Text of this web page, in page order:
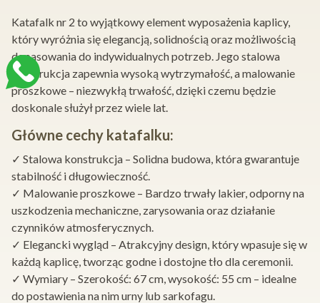
Katafalk nr 2 to wyjątkowy element wyposażenia kaplicy,
który wyróżnia się elegancją, solidnością oraz możliwością
dopasowania do indywidualnych potrzeb. Jego stalowa
konstrukcja zapewnia wysoką wytrzymałość, a malowanie
proszkowe – niezwykłą trwałość, dzięki czemu będzie
doskonale służył przez wiele lat.
Główne cechy katafalku:
✓ Stalowa konstrukcja – Solidna budowa, która gwarantuje
stabilność i długowieczność.
✓ Malowanie proszkowe – Bardzo trwały lakier, odporny na
uszkodzenia mechaniczne, zarysowania oraz działanie
czynników atmosferycznych.
✓ Elegancki wygląd – Atrakcyjny design, który wpasuje się w
każdą kaplicę, tworząc godne i dostojne tło dla ceremonii.
✓ Wymiary – Szerokość: 67 cm, wysokość: 55 cm – idealne
do postawienia na nim urny lub sarkofagu.